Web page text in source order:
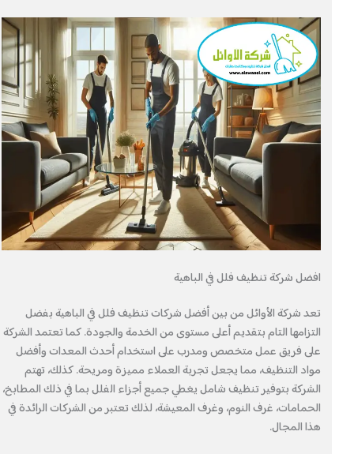
افضل شركة تنظيف فلل في الباهية
تعد شركة الأوائل من بين أفضل شركات تنظيف فلل في الباهية بفضل
التزامها التام بتقديم أعلى مستوى من الخدمة والجودة. كما تعتمد الشركة
على فريق عمل متخصص ومدرب على استخدام أحدث المعدات وأفضل
مواد التنظيف، مما يجعل تجربة العملاء مميزة ومريحة. كذلك، تهتم
الشركة بتوفير تنظيف شامل يغطي جميع أجزاء الفلل بما في ذلك المطابخ،
الحمامات، غرف النوم، وغرف المعيشة، لذلك تعتبر من الشركات الرائدة في
هذا المجال.